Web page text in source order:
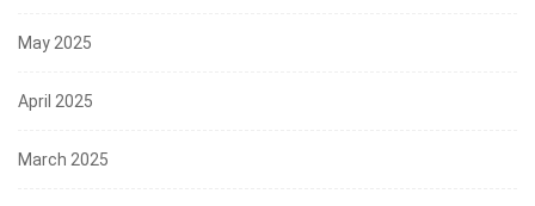
May 2025
April 2025
March 2025